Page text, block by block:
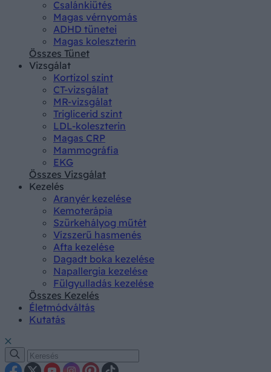
Csalánkiütés
Magas vérnyomás
ADHD tünetei
Magas koleszterin
Összes Tünet
Vizsgálat
Kortizol szint
CT-vizsgálat
MR-vizsgálat
Triglicerid szint
LDL-koleszterin
Magas CRP
Mammográfia
EKG
Összes Vizsgálat
Kezelés
Aranyér kezelése
Kemoterápia
Szürkehályog műtét
Vízszerű hasmenés
Afta kezelése
Dagadt boka kezelése
Napallergia kezelése
Fülgyulladás kezelése
Összes Kezelés
Életmódváltás
Kutatás